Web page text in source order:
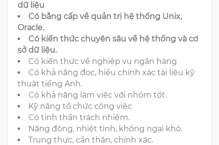
dữ liệu
Có bằng cấp về quản trị hệ thống Unix,
Oracle.
Có kiến thức chuyên sâu về hệ thống và cơ
sở dữ liệu.
Có kiến thức về nghiệp vụ ngân hàng
Có khả năng đọc, hiểu chính xác tài liệu kỹ
thuật tiếng Anh.
Có khả năng làm việc với nhóm tốt.
Kỹ năng tổ chức công việc
Có tinh thần trách nhiệm.
Năng động, nhiệt tình, không ngại khó.
Trung thực, cẩn thận, chính xác.